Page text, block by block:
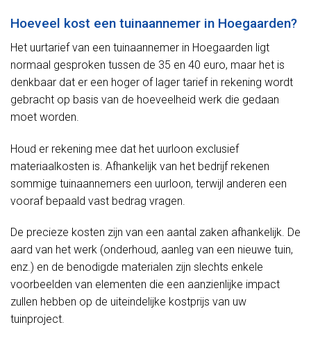
Hoeveel kost een tuinaannemer in Hoegaarden?
Het uurtarief van een tuinaannemer in Hoegaarden ligt
normaal gesproken tussen de 35 en 40 euro, maar het is
denkbaar dat er een hoger of lager tarief in rekening wordt
gebracht op basis van de hoeveelheid werk die gedaan
moet worden.
Houd er rekening mee dat het uurloon exclusief
materiaalkosten is. Afhankelijk van het bedrijf rekenen
sommige tuinaannemers een uurloon, terwijl anderen een
vooraf bepaald vast bedrag vragen.
De precieze kosten zijn van een aantal zaken afhankelijk. De
aard van het werk (onderhoud, aanleg van een nieuwe tuin,
enz.) en de benodigde materialen zijn slechts enkele
voorbeelden van elementen die een aanzienlijke impact
zullen hebben op de uiteindelijke kostprijs van uw
tuinproject.